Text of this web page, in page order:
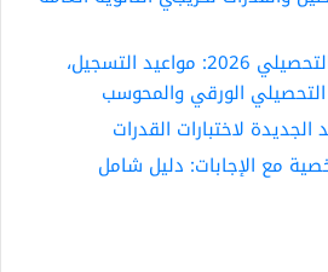
دليل تسجيل اختبار التحصيلي 2026: مواعيد التسجيل،
التحصيلي الورقي والمحوسب
لاختبارات القدرات
مع الإجابات: دليل شامل